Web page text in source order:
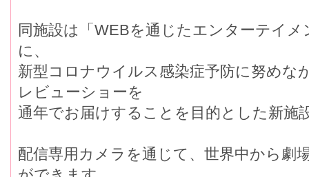
同施設は「WEBを通じたエンターテイ
に、
新型コロナウイルス感染症予防に努めな
レビューショーを
通年でお届けすることを目的とした新施
配信専用カメラを通じて、世界中から劇